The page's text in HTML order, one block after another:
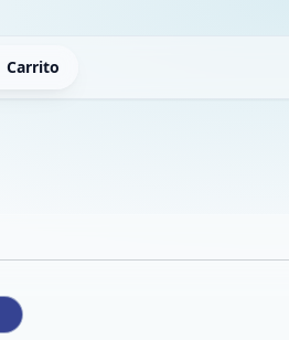
Carrito